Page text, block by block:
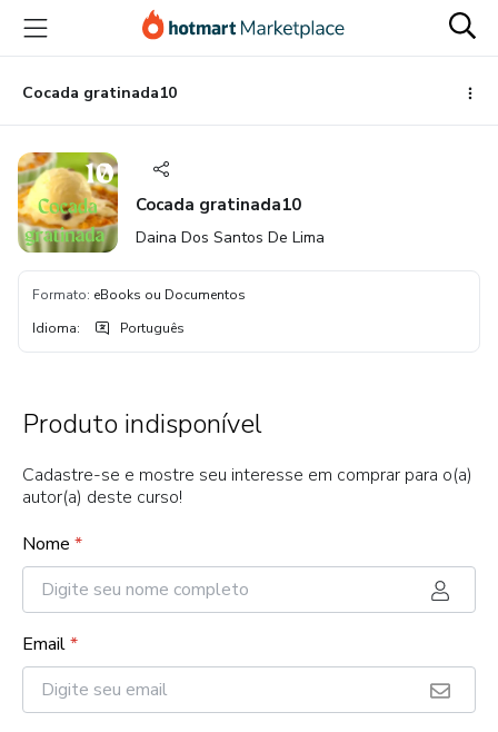
para
conteúdo
principal
para
pagamento
para
rodapé
Cocada gratinada10
Cocada gratinada10
Daina Dos Santos De Lima
Formato: eBooks ou Documentos
Idioma: Português
Produto indisponível
Cadastre-se e mostre seu interesse em comprar para o(a)
autor(a) deste curso!
Nome *
Email*